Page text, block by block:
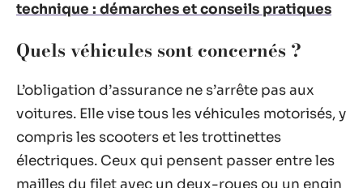
technique : démarches et conseils pratiques
Quels véhicules sont concernés ?
L’obligation d’assurance ne s’arrête pas aux
voitures. Elle vise tous les véhicules motorisés, y
compris les scooters et les trottinettes
électriques. Ceux qui pensent passer entre les
mailles du filet avec un deux-roues ou un engin